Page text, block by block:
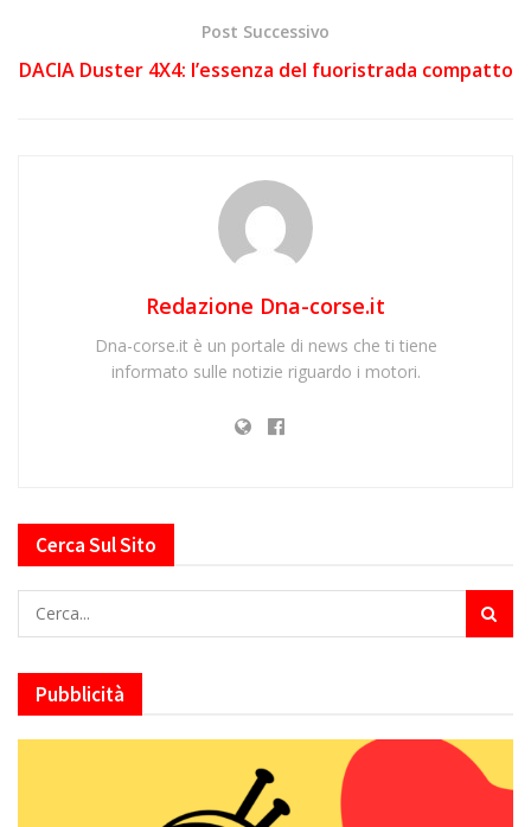
Post Successivo
DACIA Duster 4X4: l’essenza del fuoristrada compatto
Redazione Dna-corse.it
Dna-corse.it è un portale di news che ti tiene
informato sulle notizie riguardo i motori.
Cerca Sul Sito
Pubblicità